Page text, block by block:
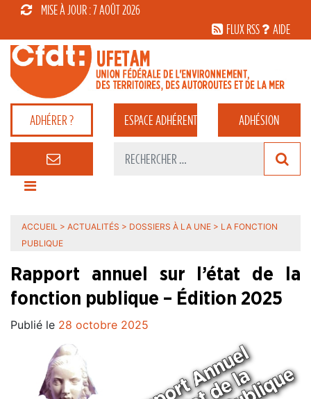
MISE À JOUR : 7 AOÛT 2026
FLUX RSS
AIDE
ADHÉRER ? ESPACEADHÉRENT ADHÉSION
ACCUEIL > ACTUALITÉS > DOSSIERS À LA UNE > LA FONCTION
PUBLIQUE
Rapport annuel sur l’état de la
fonction publique – Édition 2025
Publié le 28 octobre 2025